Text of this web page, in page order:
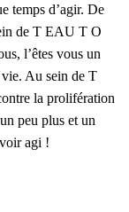
temps d’agir. De
de T EAU T O
l’êtes vous un
Au sein de T
la prolifération
peu plus et un
agi !